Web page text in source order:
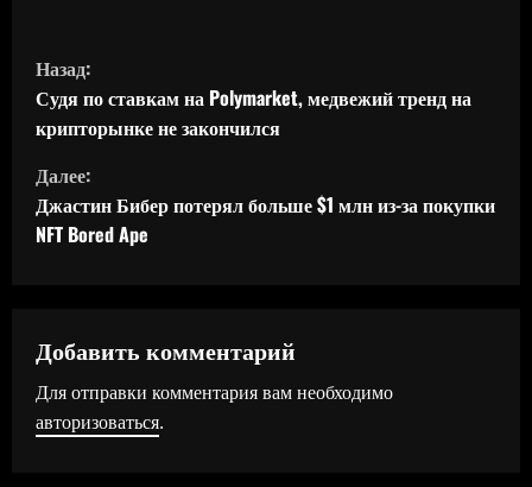
П
р
о
д
о
ж
и
Назад:
Судя по ставкам на Polymarket, медвежий тренд на
крипторынке не закончился
Далее:
Джастин Бибер потерял больше $1 млн из-за покупки
NFT Bored Ape
Добавить комментарий
Для отправки комментария вам необходимо
авторизоваться.